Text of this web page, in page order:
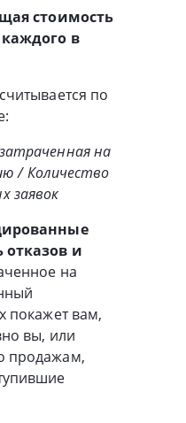
стоимость
в
по
на
/ Количество
заявок
отказов и
на
покажет вам,
вы, или
продажам,